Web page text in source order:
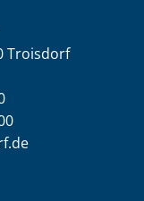
Troisdorf